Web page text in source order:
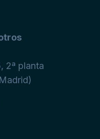
2ª planta